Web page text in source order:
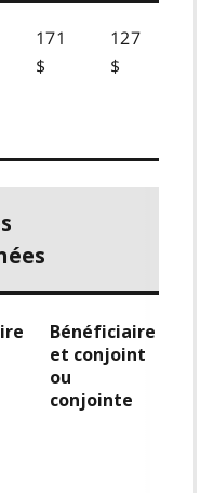
171
$
127
$
Bénéficiaire
et conjoint
ou
conjointe